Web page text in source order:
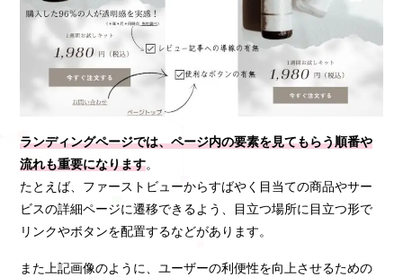
ランディングページでは、ページ内の要素を見てもらう順番や
流れも重要になります。
たとえば、ファーストビューからすばやく目当ての商品やサー
ビスの詳細ページに遷移できるよう、目立つ場所に目立つ形で
リンクやボタンを配置するなどがあります。
また上記画像のように、ユーザーの利便性を向上させるための